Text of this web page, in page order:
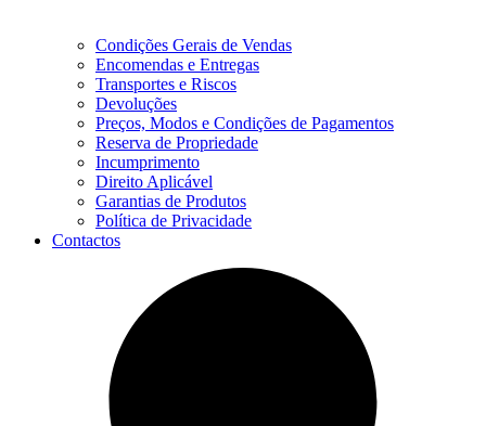
Condições Gerais de Vendas
Encomendas e Entregas
Transportes e Riscos
Devoluções
Preços, Modos e Condições de Pagamentos
Reserva de Propriedade
Incumprimento
Direito Aplicável
Garantias de Produtos
Política de Privacidade
Contactos